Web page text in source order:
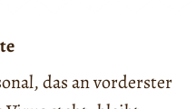
das an vorderster